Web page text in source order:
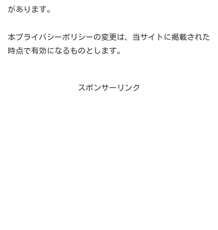
があります。
本プライバシーポリシーの変更は、当サイトに掲載された
時点で有効になるものとします。
スポンサーリンク